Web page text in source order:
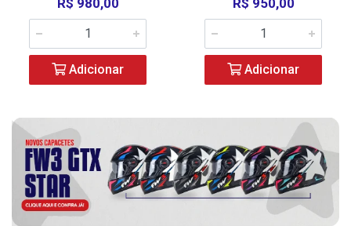
Adicionar Adicionar